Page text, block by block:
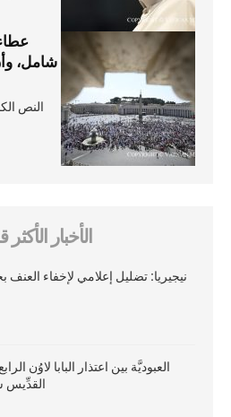
شامل،
النص
الأخبار
نيجيريا: تضليل إعلامي لإخفاء العنف
العبوديَّة بين اعتذار البابا لاوُن
القدِّيس